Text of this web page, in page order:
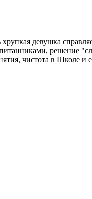
девушка
решение
чистота в Школе